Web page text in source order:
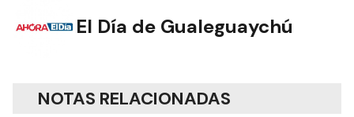
El Día de Gualeguaychú
NOTAS RELACIONADAS